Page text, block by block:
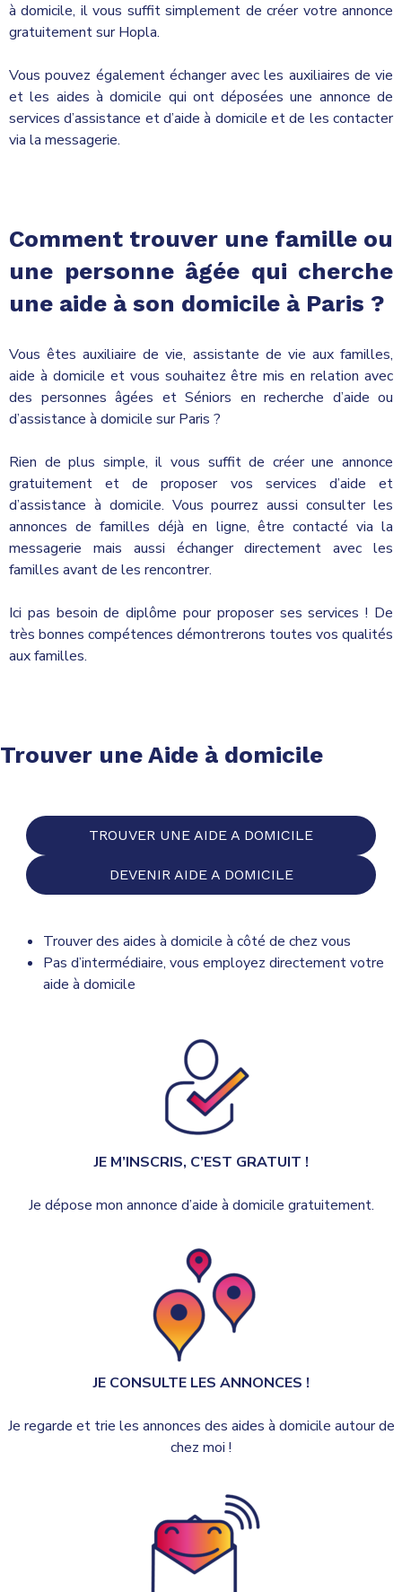
à domicile, il vous suffit simplement de créer votre annonce
gratuitement sur Hopla.
Vous pouvez également échanger avec les auxiliaires de vie
et les aides à domicile qui ont déposées une annonce de
services d’assistance et d’aide à domicile et de les contacter
via la messagerie.
Comment trouver une famille ou
une personne âgée qui cherche
une aide à son domicile à Paris ?
Vous êtes auxiliaire de vie, assistante de vie aux familles,
aide à domicile et vous souhaitez être mis en relation avec
des personnes âgées et Séniors en recherche d’aide ou
d’assistance à domicile sur Paris ?
Rien de plus simple, il vous suffit de créer une annonce
gratuitement et de proposer vos services d’aide et
d’assistance à domicile. Vous pourrez aussi consulter les
annonces de familles déjà en ligne, être contacté via la
messagerie mais aussi échanger directement avec les
familles avant de les rencontrer.
Ici pas besoin de diplôme pour proposer ses services ! De
très bonnes compétences démontrerons toutes vos qualités
aux familles.
Trouver une Aide à domicile
TROUVER UNE AIDE A DOMICILE
DEVENIR AIDE A DOMICILE
Trouver des aides à domicile à côté de chez vous
Pas d’intermédiaire, vous employez directement votre
aide à domicile
JE M’INSCRIS, C’EST GRATUIT !
Je dépose mon annonce d’aide à domicile gratuitement.
JE CONSULTE LES ANNONCES !
Je regarde et trie les annonces des aides à domicile autour de
chez moi !